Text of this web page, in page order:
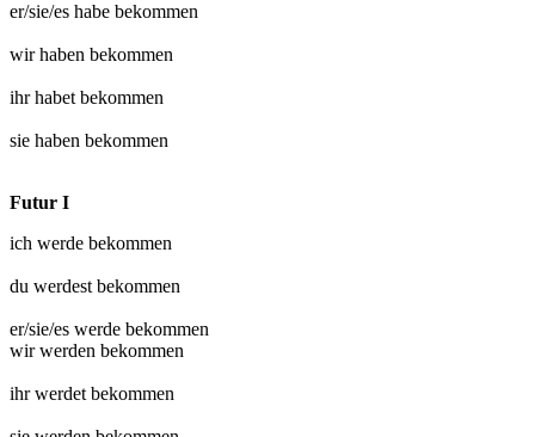
er/sie/es habe bekommen
wir haben bekommen
ihr habet bekommen
sie haben bekommen
Futur I
ich werde bekommen
du werdest bekommen
er/sie/es werde bekommen
wir werden bekommen
ihr werdet bekommen